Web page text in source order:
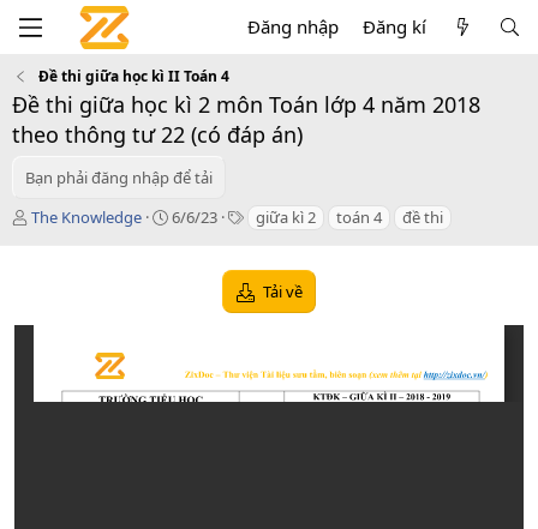
Đăng nhập Đăng kí
Đề thi giữa học kì II Toán 4
Đề thi giữa học kì 2 môn Toán lớp 4 năm 2018
theo thông tư 22 (có đáp án)
Bạn phải đăng nhập để tải
T
ả
The Knowledge
C
d
6/6/23
T
s
giữa kì 2 toán 4 đề thi
Tải về